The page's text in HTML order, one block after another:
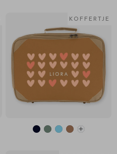
KOFFERTJE